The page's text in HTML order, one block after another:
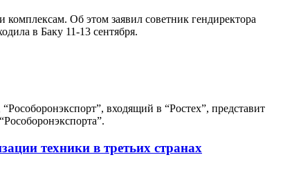
Об этом заявил советник гендиректора
в Баку 11-13 сентября.
входящий в “Ростех”, представит
техники в третьих странах